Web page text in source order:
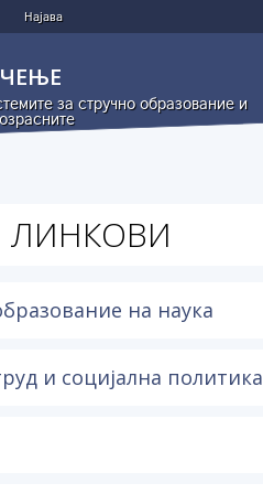
Најава
за стручно образование и
ЛИНКОВИ
на наука
и социјална политика